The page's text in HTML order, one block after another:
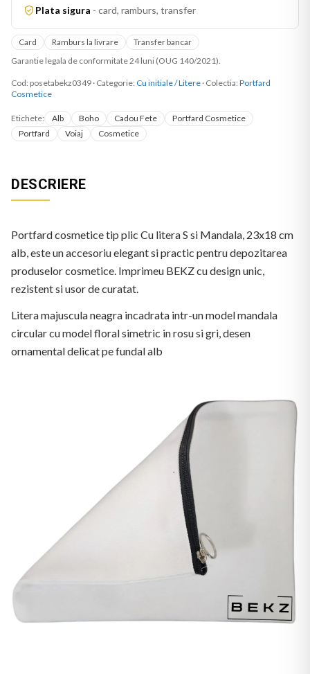
Plata sigura - card, ramburs, transfer
Card Ramburs la livrare
Transfer bancar
Garantie legala de conformitate 24 luni (OUG 140/2021).
Cod: posetabekz0349 · Categorie: Cu initiale / Litere · Colectia: Portfard
Cosmetice
Etichete: Alb Boho Cadou Fete
Portfard Cosmetice
Portfard
Voiaj Cosmetice
DESCRIERE
Portfard cosmetice tip plic Cu litera S si Mandala, 23x18 cm
alb, este un accesoriu elegant si practic pentru depozitarea
produselor cosmetice. Imprimeu BEKZ cu design unic,
rezistent si usor de curatat.
Litera majuscula neagra incadrata intr-un model mandala
circular cu model floral simetric in rosu si gri, desen
ornamental delicat pe fundal alb